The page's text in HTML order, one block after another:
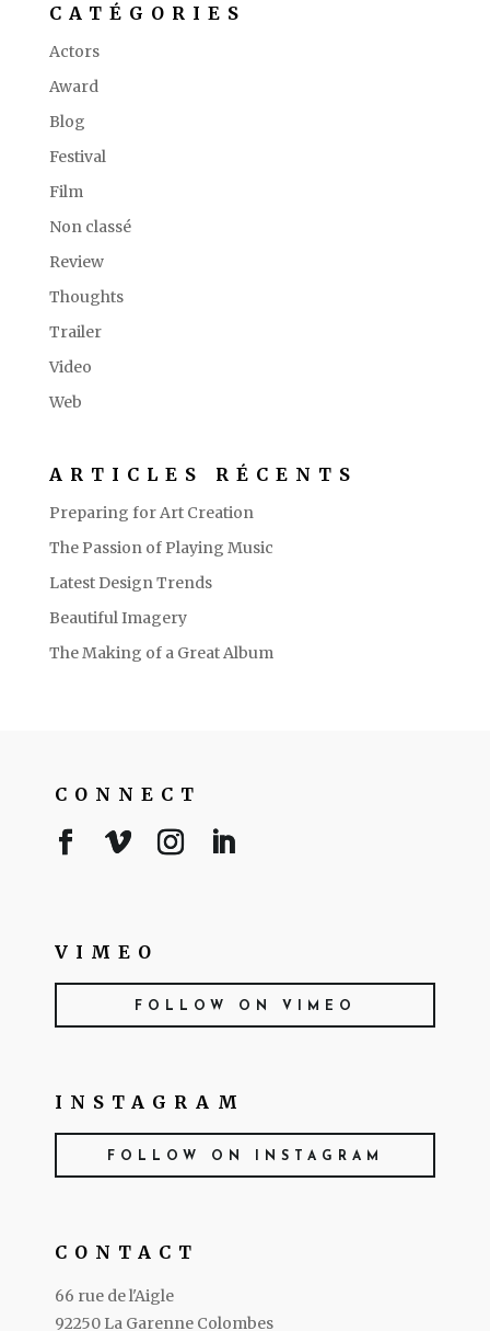
CATÉGORIES
Actors
Award
Blog
Festival
Film
Non classé
Review
Thoughts
Trailer
Video
Web
ARTICLES RÉCENTS
Preparing for Art Creation
The Passion of Playing Music
Latest Design Trends
Beautiful Imagery
The Making of a Great Album
CONNECT
VIMEO
FOLLOW ON VIMEO
INSTAGRAM
FOLLOW ON INSTAGRAM
CONTACT
66 rue de l'Aigle
92250 La Garenne Colombes